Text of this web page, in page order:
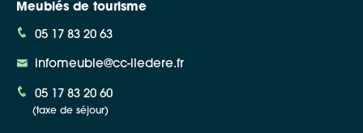
Meublés de tourisme
05 17 83 20 63
infomeuble@cc-iledere.fr
05 17 83 20 60
(taxe de séjour)